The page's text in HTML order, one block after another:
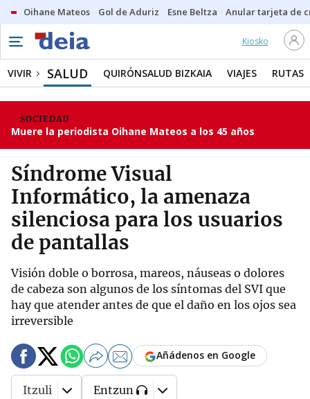
Oihane Mateos Gol de Aduriz Esne Beltza Anular tarjeta de
Kiosko
VIVIR SALUD QUIRÓNSALUD BIZKAIA VIAJES RUTAS
SOCIEDAD
Muere la periodista Oihane Mateos a los 45 años
Síndrome Visual
Informático, la amenaza
silenciosa para los usuarios
de pantallas
Visión doble o borrosa, mareos, náuseas o dolores
de cabeza son algunos de los síntomas del SVI que
hay que atender antes de que el daño en los ojos sea
irreversible
Añádenos en Google
Itzuli Entzun